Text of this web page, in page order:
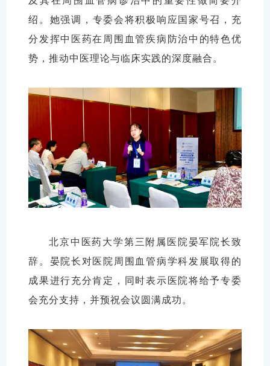
绍。 她强调， 专委会将积极响应国家号召，充
分发挥中医药在周围血管疾病防治中的特色优
势，推动中医理论与临床实践的深度融合。
北京中医药大学第三附属医院晏军院长致
辞。晏院长对医院周围血管病学科发展取得的
成果进行充分肯定，同时表示医院将给予专委
会充分支持，并预祝会议圆满成功。